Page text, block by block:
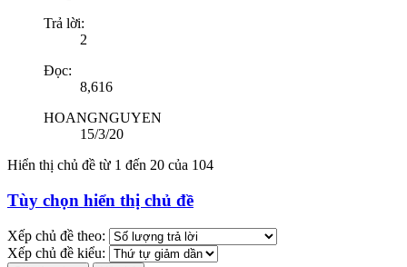
Trả lời:
2
Đọc:
8,616
HOANGNGUYEN
15/3/20
Hiển thị chủ đề từ 1 đến 20 của 104
Tùy chọn hiển thị chủ đề
Xếp chủ đề theo:
Xếp chủ đề kiểu: